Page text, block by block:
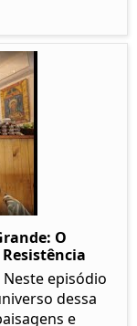
O
episódio
dessa
e